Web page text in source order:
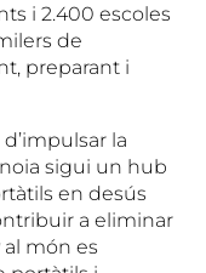
i 2.400 escoles
de
preparant i
la
sigui un hub
en desús
a eliminar
al món es